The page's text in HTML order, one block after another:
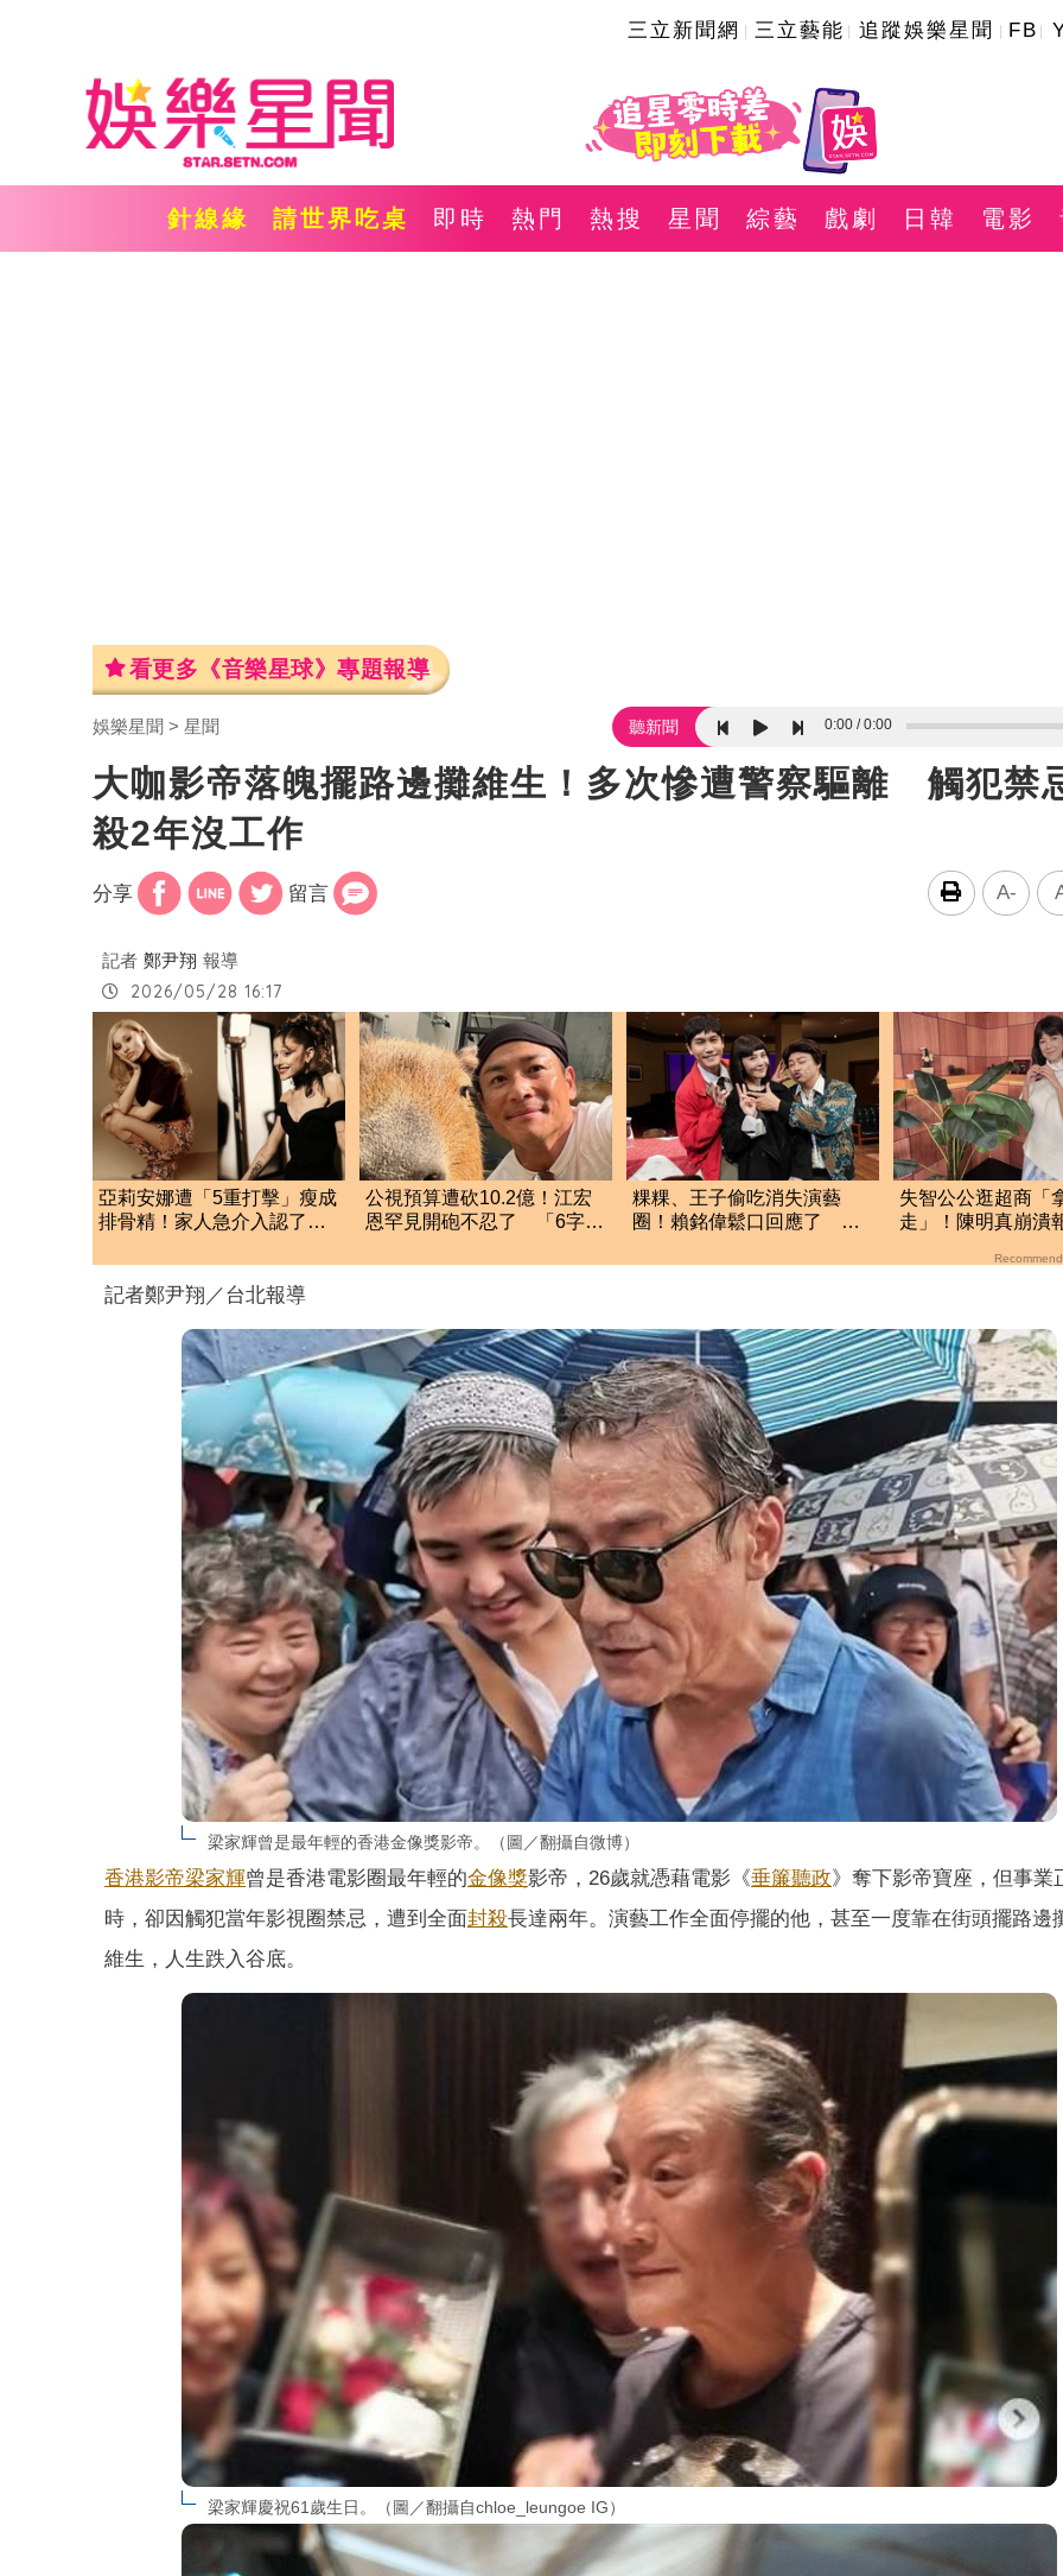
三立新聞網 三立藝能 追蹤娛樂星聞 FB
針線緣 請世界吃桌 即時 熱門 熱搜 星聞 綜藝 戲劇 日韓 電影
看更多《音樂星球》專題報導
娛樂星聞 星聞 聽新聞 0:00 0:00
大咖影帝落魄擺路邊攤維生！多次慘遭警察驅離 觸犯禁
殺2年沒工作
分享 留言 A-
記者 鄭尹翔 報導
2026/05/28 16:17
亞莉安娜遭「5重打擊」瘦成
排骨精！家人急介入認了：
公視預算遭砍10.2億！江宏
恩罕見開砲不忍了 「6字酸
粿粿、王子偷吃消失演藝
圈！賴銘偉鬆口回應了 兩
失智公公逛超商「
走」！陳明真崩潰
記者鄭尹翔／台北報導
梁家輝曾是最年輕的香港金像獎影帝。（圖／翻攝自微博）
香港影帝梁家輝曾是香港電影圈最年輕的金像獎影帝，26歲就憑藉電影《垂簾聽政》奪下影帝寶座，但事業
時，卻因觸犯當年影視圈禁忌，遭到全面封殺長達兩年。演藝工作全面停擺的他，甚至一度靠在街頭擺路邊
維生，人生跌入谷底。
梁家輝慶祝61歲生日。（圖／翻攝自chloe_leungoe IG）